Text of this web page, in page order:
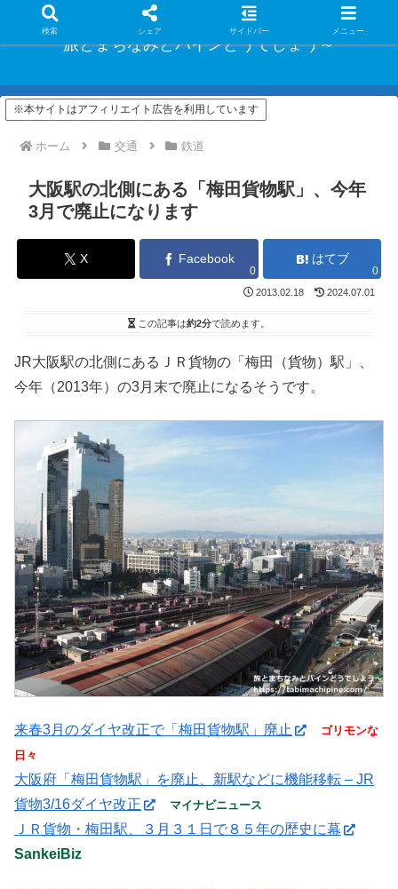
旅とまちなみとパインどうでしょう～
※本サイトはアフィリエイト広告を利用しています
ホーム 交通 鉄道
大阪駅の北側にある「梅田貨物駅」、今年
3月で廃止になります
X Facebook
0
はてブ
0
2013.02.18 2024.07.01
この記事は約2分で読めます。
JR大阪駅の北側にあるＪＲ貨物の「梅田（貨物）駅」、
今年（2013年）の3月末で廃止になるそうです。
来春3月のダイヤ改正で「梅田貨物駅」廃止
ゴリモンな
日々
大阪府「梅田貨物駅」を廃止、新駅などに機能移転 – JR
貨物3/16ダイヤ改正
マイナビニュース
ＪＲ貨物・梅田駅、３月３１日で８５年の歴史に幕
SankeiBiz
検索 シェア サイドバー メニュー